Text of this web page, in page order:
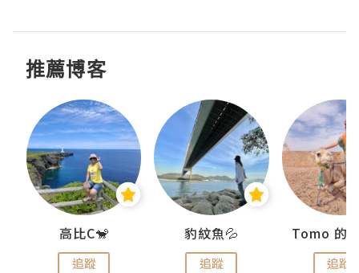
推薦博客
高比C🐒
追蹤
豹紋魚💦
追蹤 追蹤